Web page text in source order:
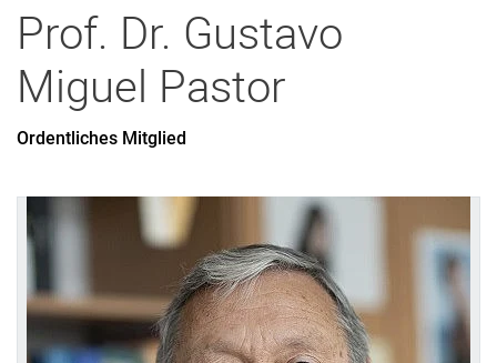
Prof. Dr. Gustavo
Miguel Pastor
Ordentliches Mitglied